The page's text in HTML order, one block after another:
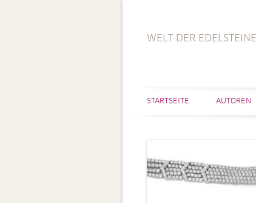
WELT DER EDELSTEINE
STARTSEITE AUTOREN